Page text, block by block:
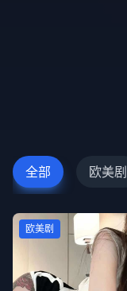
全部 欧美剧
欧美剧